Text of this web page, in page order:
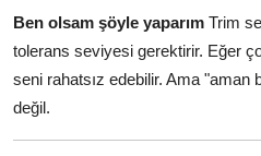
Ben olsam şöyle yaparım Trim
tolerans seviyesi gerektirir. Eğer
seni rahatsız edebilir. Ama
değil.